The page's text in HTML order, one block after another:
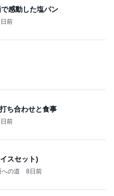
感動した塩パン
前
ち合わせと食事
前
スセット)
の道 8日前